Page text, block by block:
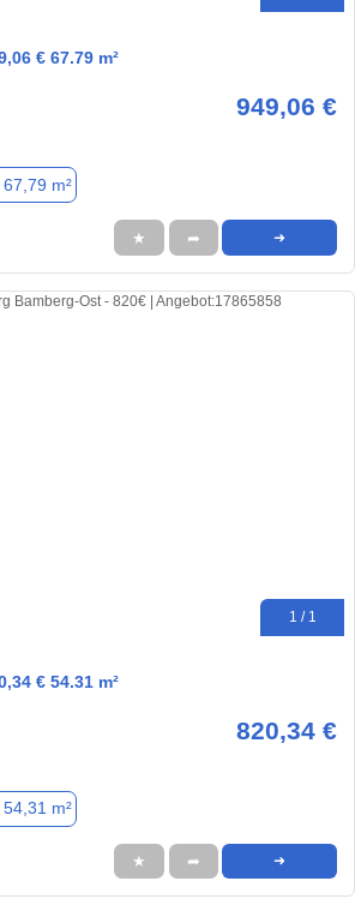
€ 67.79 m²
949,06 €
m²
★ ➦ ➜
1 / 1
€ 54.31 m²
820,34 €
m²
★ ➦ ➜